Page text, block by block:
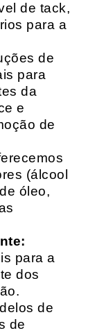
de tack,
para a
de
para
da
e
de
(álcool
óleo,
para a
dos
de
de